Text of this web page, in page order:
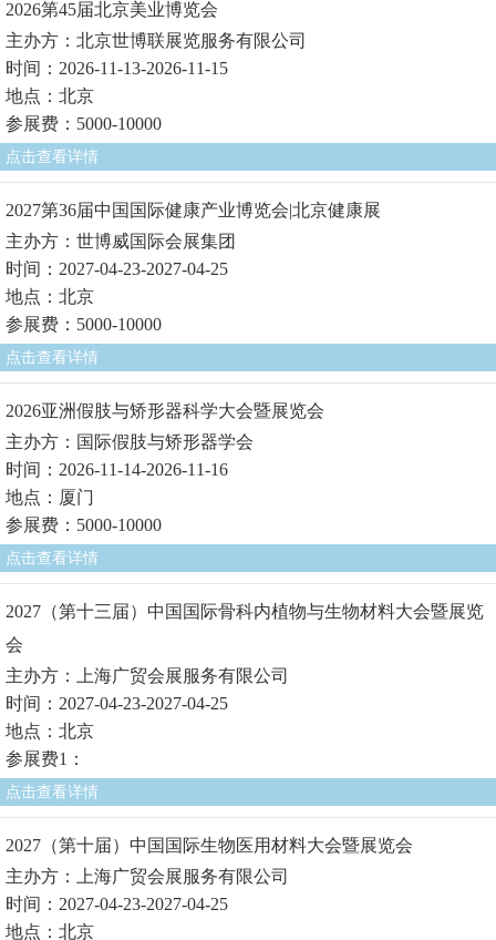
2026第45届北京美业博览会
主办方：北京世博联展览服务有限公司
时间：2026-11-13-2026-11-15
地点：北京
参展费：5000-10000
点击查看详情
2027第36届中国国际健康产业博览会|北京健康展
主办方：世博威国际会展集团
时间：2027-04-23-2027-04-25
地点：北京
参展费：5000-10000
点击查看详情
2026亚洲假肢与矫形器科学大会暨展览会
主办方：国际假肢与矫形器学会
时间：2026-11-14-2026-11-16
地点：厦门
参展费：5000-10000
点击查看详情
2027（第十三届）中国国际骨科内植物与生物材料大会暨展览
会
主办方：上海广贸会展服务有限公司
时间：2027-04-23-2027-04-25
地点：北京
参展费1：
点击查看详情
2027（第十届）中国国际生物医用材料大会暨展览会
主办方：上海广贸会展服务有限公司
时间：2027-04-23-2027-04-25
地点：北京